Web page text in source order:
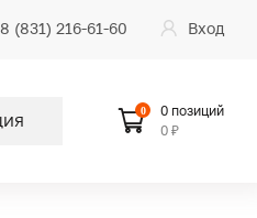
8 (831) 216-61-60 Вход
0
0 позиций
0 ₽